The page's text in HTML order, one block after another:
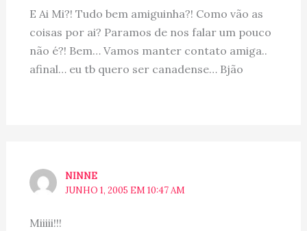
E Ai Mi?! Tudo bem amiguinha?! Como vão as
coisas por ai? Paramos de nos falar um pouco
não é?! Bem… Vamos manter contato amiga..
afinal… eu tb quero ser canadense… Bjão
NINNE
JUNHO 1, 2005 EM 10:47 AM
Miiiii!!!